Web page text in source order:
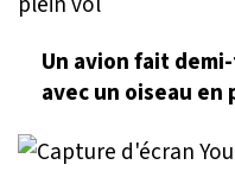
Un avion fait
avec un oiseau en